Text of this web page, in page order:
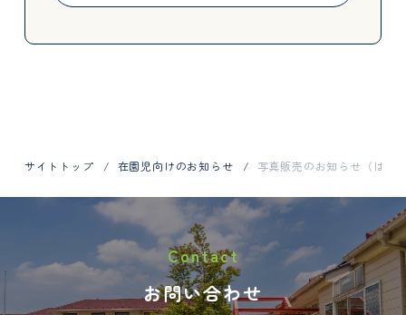
お問い合わせはお電話で
048-798-1404
サイトトップ 在園児向けのお知らせ 写真販売のお知らせ（はい
Contact
お問い合わせ